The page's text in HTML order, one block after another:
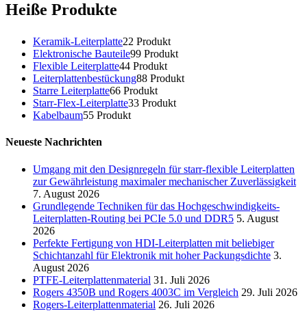
Heiße Produkte
Keramik-Leiterplatte22 Produkt
Elektronische Bauteile99 Produkt
Flexible Leiterplatte44 Produkt
Leiterplattenbestückung88 Produkt
Starre Leiterplatte66 Produkt
Starr-Flex-Leiterplatte33 Produkt
Kabelbaum55 Produkt
Neueste Nachrichten
Umgang mit den Designregeln für starr-flexible Leiterplatten
zur Gewährleistung maximaler mechanischer Zuverlässigkeit
7. August 2026
Grundlegende Techniken für das Hochgeschwindigkeits-
Leiterplatten-Routing bei PCIe 5.0 und DDR5 5. August
2026
Perfekte Fertigung von HDI-Leiterplatten mit beliebiger
Schichtanzahl für Elektronik mit hoher Packungsdichte 3.
August 2026
PTFE-Leiterplattenmaterial 31. Juli 2026
Rogers 4350B und Rogers 4003C im Vergleich 29. Juli 2026
Rogers-Leiterplattenmaterial 26. Juli 2026